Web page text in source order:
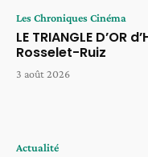
Les Chroniques Cinéma
LE TRIANGLE D’OR
Rosselet-Ruiz
3 août 2026
Actualité